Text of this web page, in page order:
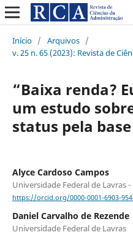
Início / Arquivos /
v. 25 n. 65 (2023): Revista de
“Baixa renda?
um estudo
status pela
Alyce Cardoso Campos
Universidade Federal de Lavras -
https://orcid.org/0000-0001-6903-
Daniel Carvalho de Rezende
Universidade Federal de Lavras